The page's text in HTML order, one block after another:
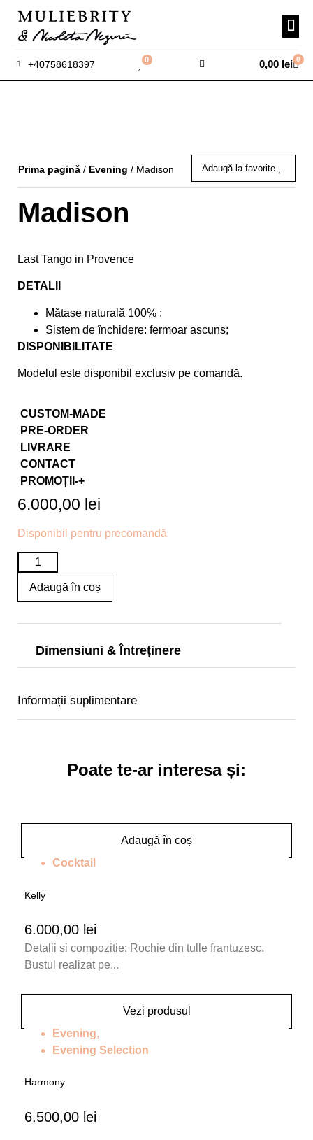
+40758618397 0 0,00 lei 0
Prima pagină / Evening / Madison Adaugă la favorite
Madison
Last Tango in Provence
DETALII
Mătase naturală 100% ;
Sistem de închidere: fermoar ascuns;
DISPONIBILITATE
Modelul este disponibil exclusiv pe comandă.
CUSTOM-MADE
PRE-ORDER
LIVRARE
CONTACT
PROMOȚII-+
6.000,00 lei
Disponibil pentru precomandă
Adaugă în coș
Dimensiuni & Întreținere
Informații suplimentare
Poate te-ar interesa și:
Adaugă în coș
Cocktail
Kelly
6.000,00 lei
Detalii si compozitie: Rochie din tulle frantuzesc.
Bustul realizat pe...
Vezi produsul
Evening,
Evening Selection
Harmony
6.500,00 lei